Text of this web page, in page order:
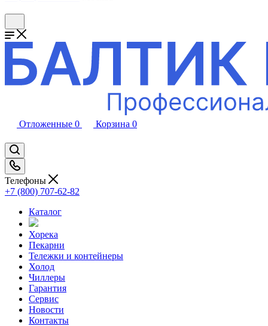
Отложенные 0 Корзина 0
Телефоны
+7 (800) 707-62-82
Каталог
Хорека
Пекарни
Тележки и контейнеры
Холод
Чиллеры
Гарантия
Сервис
Новости
Контакты